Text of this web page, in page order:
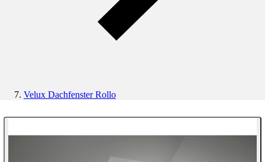
Velux Dachfenster Rollo